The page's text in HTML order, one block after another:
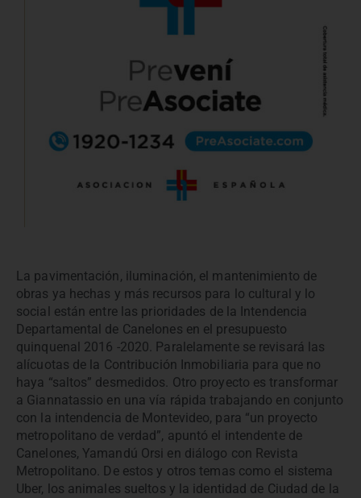
La pavimentación, iluminación, el mantenimiento de
obras ya hechas y más recursos para lo cultural y lo
social están entre las prioridades de la Intendencia
Departamental de Canelones en el presupuesto
quinquenal 2016 -2020. Paralelamente se revisará las
alícuotas de la Contribución Inmobiliaria para que no
haya “saltos” desmedidos. Otro proyecto es transformar
a Giannatassio en una vía rápida trabajando en conjunto
con la intendencia de Montevideo, para “un proyecto
metropolitano de verdad”, apuntó el intendente de
Canelones, Yamandú Orsi en diálogo con Revista
Metropolitano. De estos y otros temas como el sistema
Uber, los animales sueltos y la identidad de Ciudad de la